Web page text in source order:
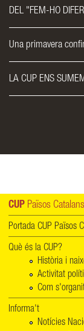
DEL "FEM-HO
Una primavera
LA CUP ENS
CUP Països Catalans
Portada CUP Països
Què és la CUP?
Història i
Activitat
Com
Informa't
Notícies